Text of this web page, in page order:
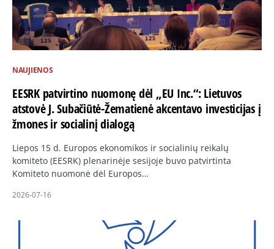
NAUJIENOS
EESRK patvirtino nuomonę dėl „EU Inc.“: Lietuvos
atstovė J. Subačiūtė-Žematienė akcentavo investicijas į
žmones ir socialinį dialogą
Liepos 15 d. Europos ekonomikos ir socialinių reikalų
komiteto (EESRK) plenarinėje sesijoje buvo patvirtinta
Komiteto nuomonė dėl Europos…
2026-07-16